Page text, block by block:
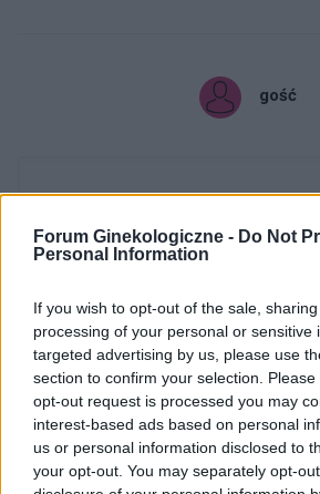
Forum Ginekologiczne - Do Not
Personal Information
If you wish to opt-out of the sale,
processing of your personal or sensitive
targeted advertising by us, please use
section to confirm your selection.
opt-out request is processed you may
interest-based ads based on personal
us or personal information disclosed to
your opt-out. You may separately opt-
gość
Dodaj zdjęcie:
Dopuszczalne formaty pliku graficznego: jpg,
Rozmiar zdjęcia nie powinien przekraczać